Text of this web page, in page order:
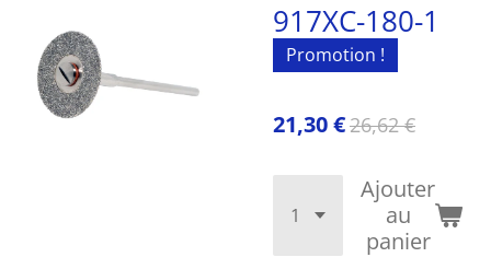
917XC-180-1
Promotion !
21,30 €26,62 €
Ajouter
au
panier